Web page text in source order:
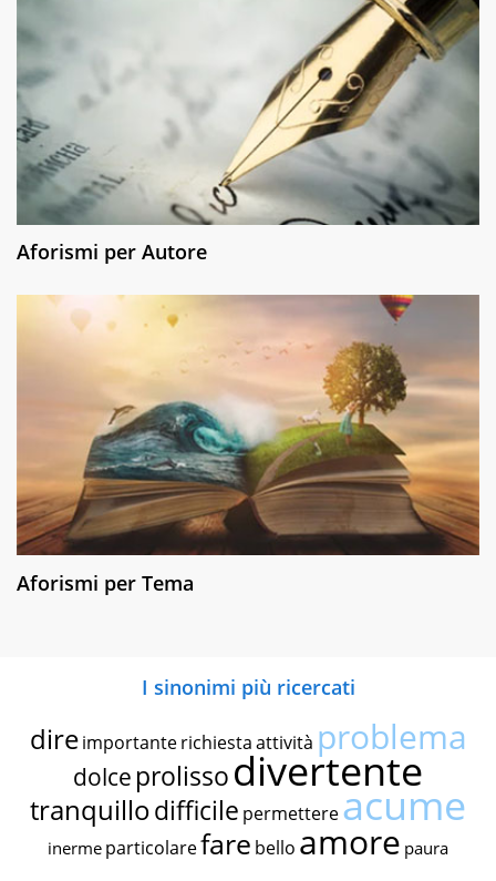
Aforismi per Autore
Aforismi per Tema
I sinonimi più ricercati
dire importante richiestaattività problema
dolce prolissodivertente
tranquillodifficile permettereacume
inerme particolarefare bello amore paura